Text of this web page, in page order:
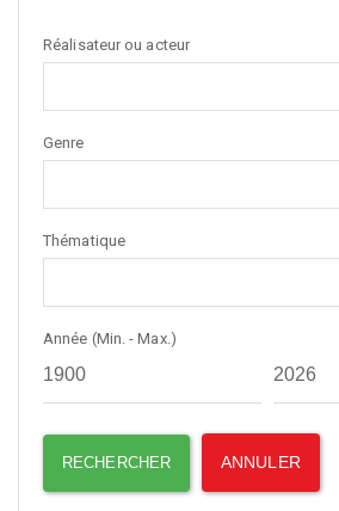
Réalisateur ou acteur
Genre
Thématique
Année (Min. - Max.)